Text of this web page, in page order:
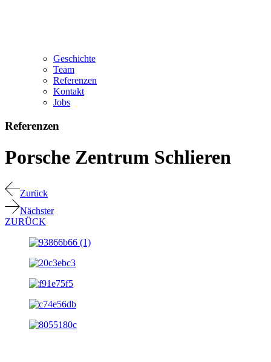
Geschichte
Team
Referenzen
Kontakt
Jobs
Referenzen
Porsche Zentrum Schlieren
Zurück
Nächster
ZURÜCK